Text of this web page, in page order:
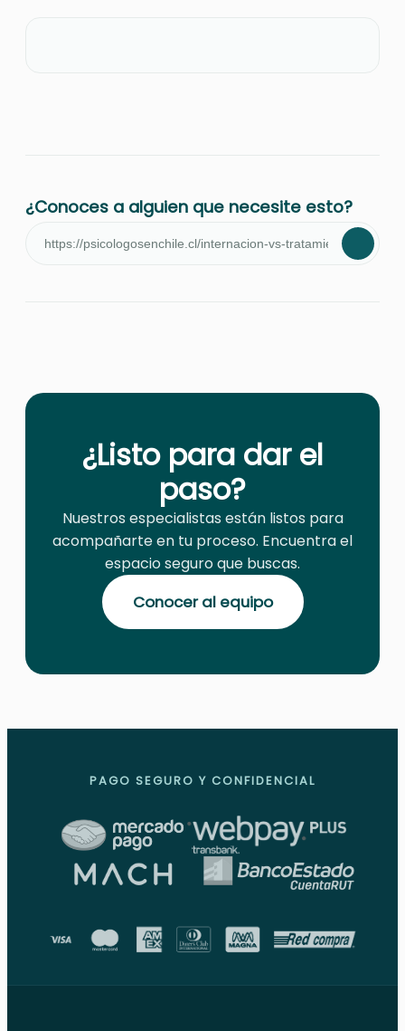
¿Conoces a alguien que necesite esto?
¿Listo para dar el
paso?
Nuestros especialistas están listos para
acompañarte en tu proceso. Encuentra el
espacio seguro que buscas.
Conocer al equipo
PAGO SEGURO Y CONFIDENCIAL